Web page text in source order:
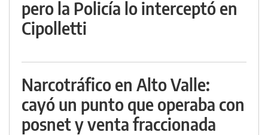
pero la Policía lo interceptó en
Cipolletti
Narcotráfico en Alto Valle:
cayó un punto que operaba con
posnet y venta fraccionada